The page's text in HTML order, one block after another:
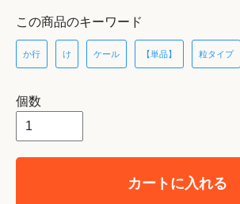
この商品のキーワード
か行 け ケール 【単品】 粒タイプ
個数
カートに入れる